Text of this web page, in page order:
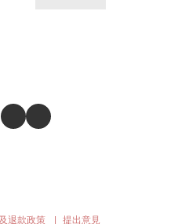
退款政策 提出意見